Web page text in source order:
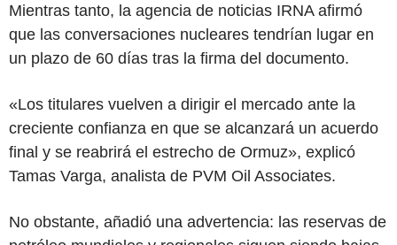
Mientras tanto, la agencia de noticias IRNA afirmó
que las conversaciones nucleares tendrían lugar en
un plazo de 60 días tras la firma del documento.
«Los titulares vuelven a dirigir el mercado ante la
creciente confianza en que se alcanzará un acuerdo
final y se reabrirá el estrecho de Ormuz», explicó
Tamas Varga, analista de PVM Oil Associates.
No obstante, añadió una advertencia: las reservas de